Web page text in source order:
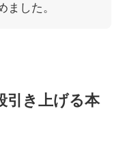
ました。
引き上げる本